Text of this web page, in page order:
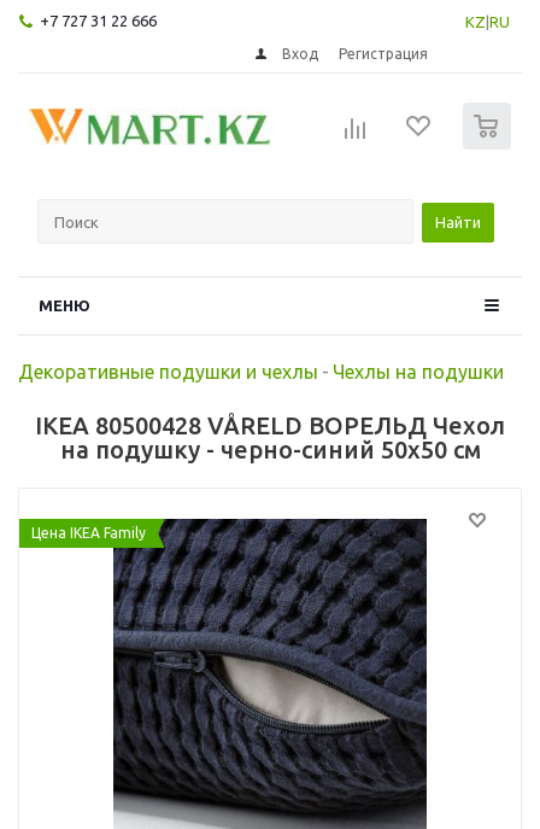
+7 727 31 22 666 KZ RU
Вход Регистрация
Найти
МЕНЮ
Декоративные подушки и чехлы - Чехлы на подушки
IKEA 80500428 VÅRELD ВОРЕЛЬД Чехол
на подушку - черно-синий 50x50 см
Цена IKEA Family